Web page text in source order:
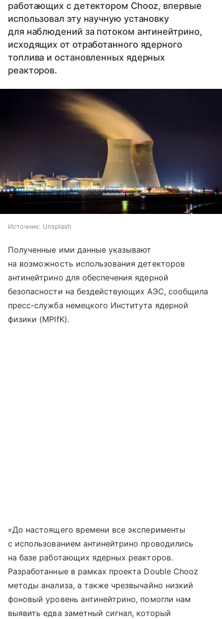
работающих с детектором Chooz, впервые
использовал эту научную установку
для наблюдений за потоком антинейтрино,
исходящих от отработанного ядерного
топлива и остановленных ядерных
реакторов.
Источник: Unsplash
Полученные ими данные указывают
на возможность использования детекторов
антинейтрино для обеспечения ядерной
безопасности на бездействующих АЭС, сообщила
пресс-служба немецкого Института ядерной
физики (MPIfK).
«До настоящего времени все эксперименты
с использованием антинейтрино проводились
на базе работающих ядерных реакторов.
Разработанные в рамках проекта Double Chooz
методы анализа, а также чрезвычайно низкий
фоновый уровень антинейтрино, помогли нам
выявить едва заметный сигнал, который